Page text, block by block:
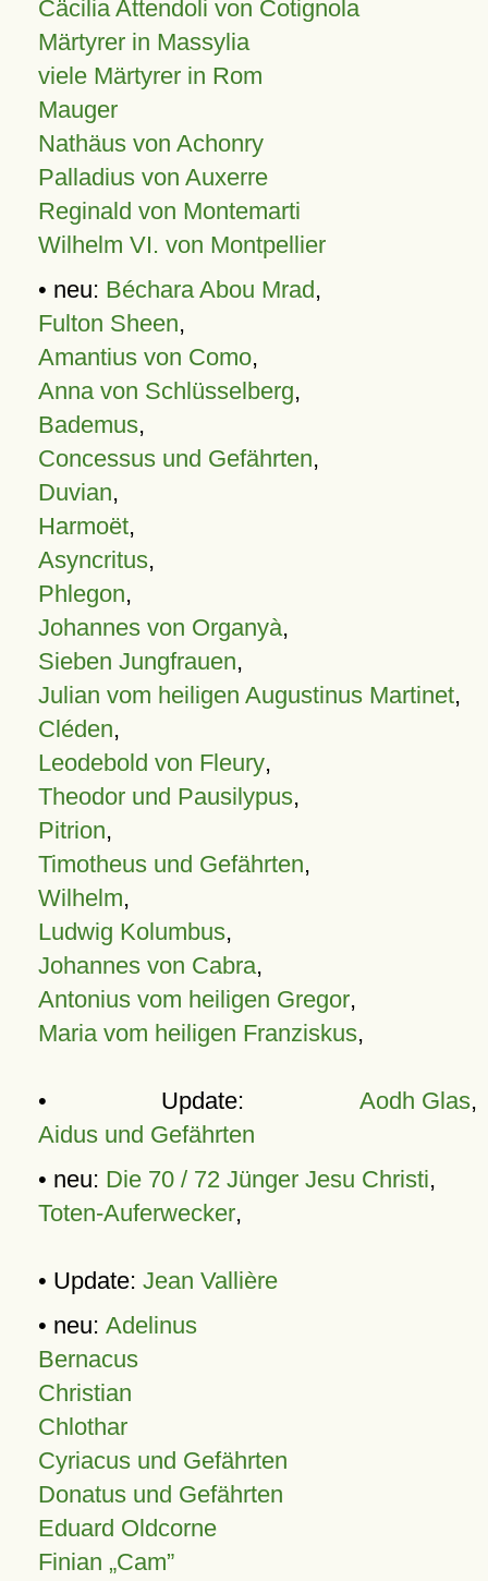
Cäcilia Attendoli von Cotignola
Märtyrer in Massylia
viele Märtyrer in Rom
Mauger
Nathäus von Achonry
Palladius von Auxerre
Reginald von Montemarti
Wilhelm VI. von Montpellier
• neu: Béchara Abou Mrad,
Fulton Sheen,
Amantius von Como,
Anna von Schlüsselberg,
Bademus,
Concessus und Gefährten,
Duvian,
Harmoët,
Asyncritus,
Phlegon,
Johannes von Organyà,
Sieben Jungfrauen,
Julian vom heiligen Augustinus Martinet,
Cléden,
Leodebold von Fleury,
Theodor und Pausilypus,
Pitrion,
Timotheus und Gefährten,
Wilhelm,
Ludwig Kolumbus,
Johannes von Cabra,
Antonius vom heiligen Gregor,
Maria vom heiligen Franziskus,
• Update: Aodh Glas,
Aidus und Gefährten
• neu: Die 70 / 72 Jünger Jesu Christi,
Toten-Auferwecker,
• Update: Jean Vallière
• neu: Adelinus
Bernacus
Christian
Chlothar
Cyriacus und Gefährten
Donatus und Gefährten
Eduard Oldcorne
Finian Cam